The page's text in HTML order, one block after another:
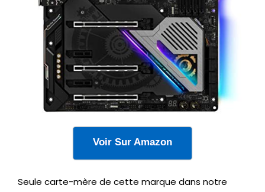
Voir Sur Amazon
Seule carte-mère de cette marque dans notre